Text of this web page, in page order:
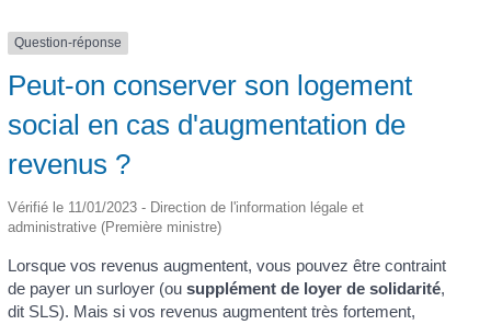
Question-réponse
Peut-on conserver son logement
social en cas d'augmentation de
revenus ?
Vérifié le 11/01/2023 - Direction de l'information légale et
administrative (Première ministre)
Lorsque vos revenus augmentent, vous pouvez être contraint
de payer un surloyer (ousupplément de loyer de solidarité,
dit SLS). Mais si vos revenus augmentent très fortement,